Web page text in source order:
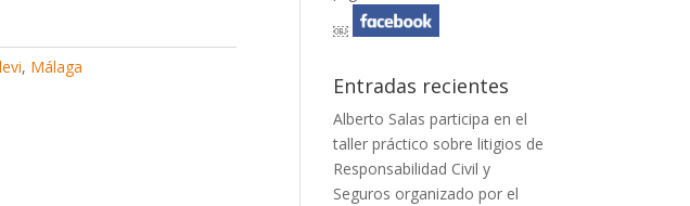
, Málaga
￼
Entradas recientes
Alberto Salas participa en el
taller práctico sobre litigios de
Responsabilidad Civil y
Seguros organizado por el